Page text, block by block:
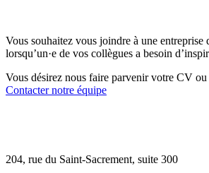
Vous souhaitez vous joindre à une entreprise
lorsqu’un·e de vos collègues a besoin
Vous désirez nous faire parvenir votre CV
Contacter notre équipe
204, rue du Saint-Sacrement, suite 300